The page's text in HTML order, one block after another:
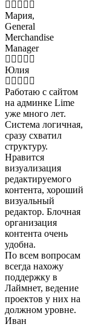
Мария,
General
Merchandise
Manager
Юлия
Работаю с сайтом
на админке Lime
уже много лет.
Система логичная,
сразу схватил
структуру.
Нравится
визуализация
редактируемого
контента, хороший
визуальный
редактор. Блочная
организация
контента очень
удобна.
По всем вопросам
всегда нахожу
поддержку в
Лаймнет, ведение
проектов у них на
должном уровне.
Иван